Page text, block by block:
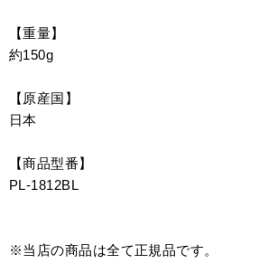
【重量】
約150g
【原産国】
日本
【商品型番】
PL-1812BL
※当店の商品は全て正規品です。